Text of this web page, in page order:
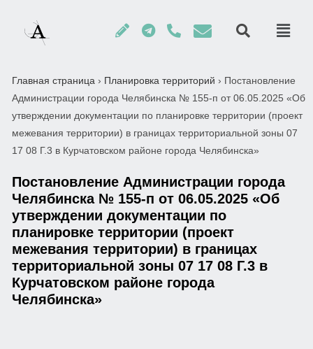
Главная страница › Планировка территорий › Постановление
Администрации города Челябинска № 155-п от 06.05.2025 «Об
утверждении документации по планировке территории (проект
межевания территории) в границах территориальной зоны 07
17 08 Г.3 в Курчатовском районе города Челябинска»
Постановление Администрации города
Челябинска № 155-п от 06.05.2025 «Об
утверждении документации по
планировке территории (проект
межевания территории) в границах
территориальной зоны 07 17 08 Г.3 в
Курчатовском районе города
Челябинска»